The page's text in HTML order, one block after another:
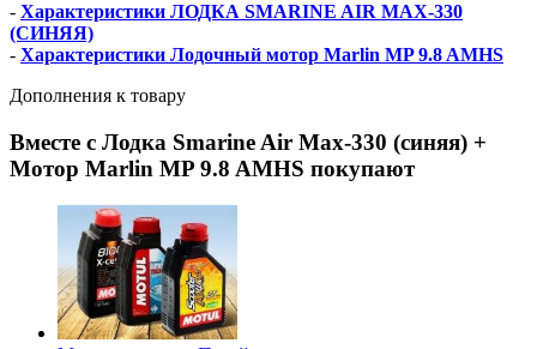
- Характеристики ЛОДКА SMARINE AIR MAX-330
(СИНЯЯ)
- Характеристики Лодочный мотор Marlin MP 9.8 AMHS
Дополнения к товару
Вместе с Лодка Smarine Air Max-330 (синяя) +
Мотор Marlin MP 9.8 AMHS покупают